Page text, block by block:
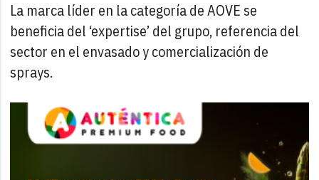
La marca líder en la categoría de AOVE se
beneficia del ‘expertise’ del grupo, referencia del
sector en el envasado y comercialización de
sprays.